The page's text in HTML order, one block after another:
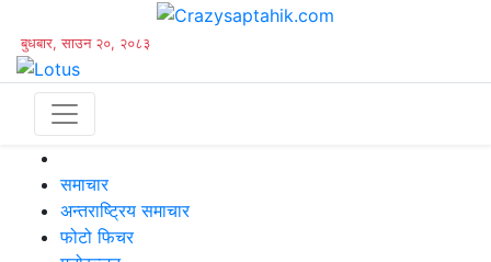
बुधबार, साउन २०, २०८३
समाचार
अन्तराष्ट्रिय समाचार
फोटो फिचर